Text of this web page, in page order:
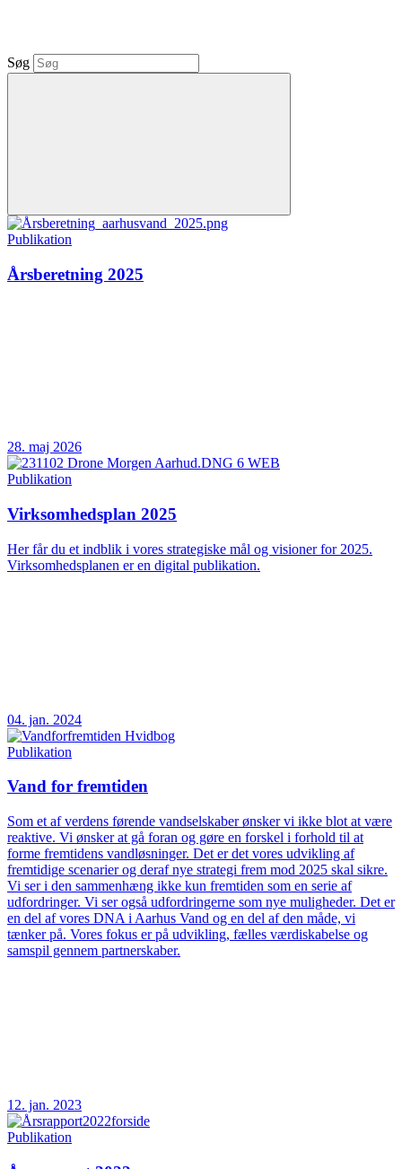
Søg
Publikation
Årsberetning 2025
28. maj 2026
Publikation
Virksomhedsplan 2025
Her får du et indblik i vores strategiske mål og visioner for 2025.
Virksomhedsplanen er en digital publikation.
04. jan. 2024
Publikation
Vand for fremtiden
Som et af verdens førende vandselskaber ønsker vi ikke blot at være
reaktive. Vi ønsker at gå foran og gøre en forskel i forhold til at
forme fremtidens vandløsninger. Det er det vores udvikling af
fremtidige scenarier og deraf nye strategi frem mod 2025 skal sikre.
Vi ser i den sammenhæng ikke kun fremtiden som en serie af
udfordringer. Vi ser også udfordringerne som nye muligheder. Det er
en del af vores DNA i Aarhus Vand og en del af den måde, vi
tænker på. Vores fokus er på udvikling, fælles værdiskabelse og
samspil gennem partnerskaber.
12. jan. 2023
Publikation